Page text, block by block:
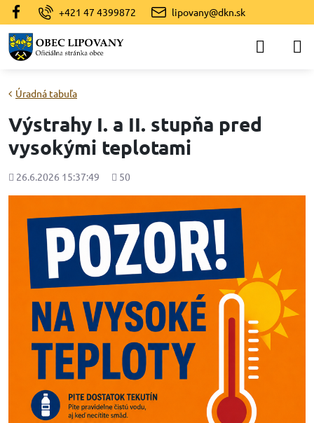
+421 47 4399872 lipovany@dkn.sk
Úradná tabuľa
Výstrahy I. a II. stupňa pred
vysokými teplotami
Pridané
26.6.2026 15:37:49
Počet
50